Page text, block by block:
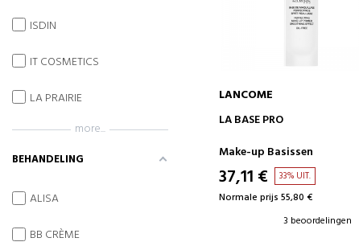
IN WINKELWAGEN
LANCOME
LA BASE PRO
Make-up Basissen
37,11 € 33% UIT.
Normale prijs 55,80 €
3 beoordelingen
ISDIN
IT COSMETICS
LA PRAIRIE
more...
BEHANDELING
ALISA
BB CRÈME